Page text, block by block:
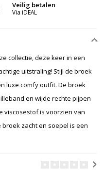
Veilig betalen
Via iDEAL
collectie, deze keer in een
uitstraling! Stijl de broek
luxe comfy outfit. De broek
en wijde rechte pijpen
viscosestof is voorzien van
zacht en soepel is een